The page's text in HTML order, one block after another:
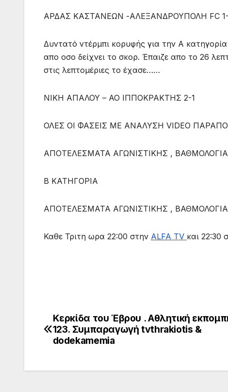
ΑΡΔΑΣ ΚΑΣΤΑΝΕΩΝ -ΑΛΕΞΑΝΔΡΟΥΠΟΛΗ FC
Δυντατό ντέρμπι κορυφής για την Α
απο οσο δείχνει το σκορ. Έπαιζε απο το 26
στις λεπτομέριες το έχασε……
ΝΙΚΗ ΑΠΑΛΟΥ – ΑΟ ΙΠΠΟΚΡΑΚΤΗΣ 2-1
ΟΛΕΣ ΟΙ ΦΑΣΕΙΣ ΜΕ ΑΝΑΛΥΣΗ VIDEO
ΑΠΟΤΕΛΕΣΜΑΤΑ ΑΓΩΝΙΣΤΙΚΗΣ ,
Β ΚΑΤΗΓΟΡΙΑ
ΑΠΟΤΕΛΕΣΜΑΤΑ ΑΓΩΝΙΣΤΙΚΗΣ ,
Καθε Τριτη ωρα 22:00 στην ALFA TV και 22:30
Πλοήγηση
άρθρων
Κερκίδα του Έβρου . Αθλητική
123. Συμπαραγωγή tvthrakiotis &
dodekamemia